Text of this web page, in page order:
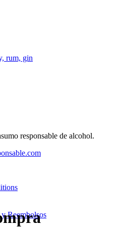
responsable de alcohol.
Reembolsos